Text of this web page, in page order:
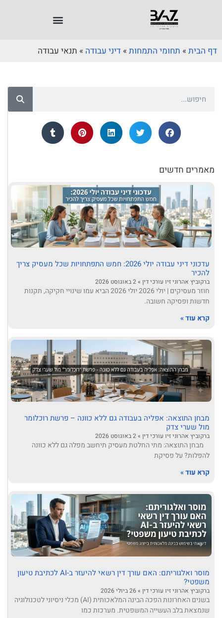
דף הבית » תחומי התמחות » דיני עבודה » תנאי עבודה
מאמרים חדשים
עדכוני דיני עבודה יולי 2026: חמש התפתחויות שכל מעסיק צריך
להכיר
ברקוביץ אהרוני זיו עורכי דין
חוזר מעסיקים | יולי 2026 יולי 2026 הביא עמו שינויי חקיקה, תקנות
חדשות ופסיקה חשובה.
קרא עוד »
מבחן התוצאה: אפליה בעבודה גם ללא כוונה – פרשת רוכלומר
מול שערי צדק
ברקוביץ אהרוני זיו עורכי דין
מבחן התוצאה: מתי החלטת מעסיק תיחשב מפלה גם ללא כוונה
להפלות? על פסיקת
קרא עוד »
מוסר ואלגוריתם: האם עורך דין רשאי להיעזר ב-AI לכתיבת טיעון
משפטי?
ברקוביץ אהרוני זיו עורכי דין
בשנים האחרונות הפכה הבינה המלאכותית (AI) מכלי ניסיוני לטכנולוגיה
שנמצאת בלב העשייה המשפטית. מערכות כמו